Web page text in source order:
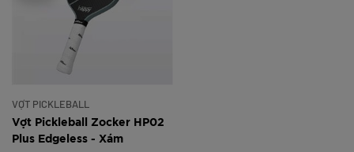
VỢT PICKLEBALL
Vợt Pickleball Zocker HP02
Plus Edgeless - Xám